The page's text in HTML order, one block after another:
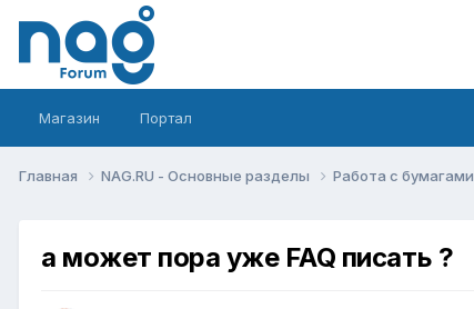
Магазин Портал
Главная NAG.RU - Основные разделы Работа с бумагами
а может пора уже FAQ писать ?